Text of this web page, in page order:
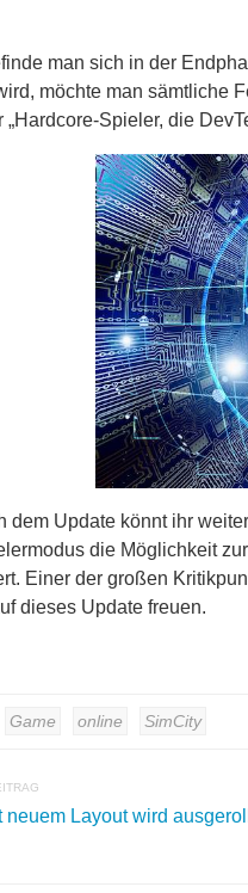
man sich in der
möchte man sämtliche
Spieler, die
dem Update könnt ihr
die Möglichkeit
Einer der großen
dieses Update freuen.
Game online SimCity
neuem Layout wird